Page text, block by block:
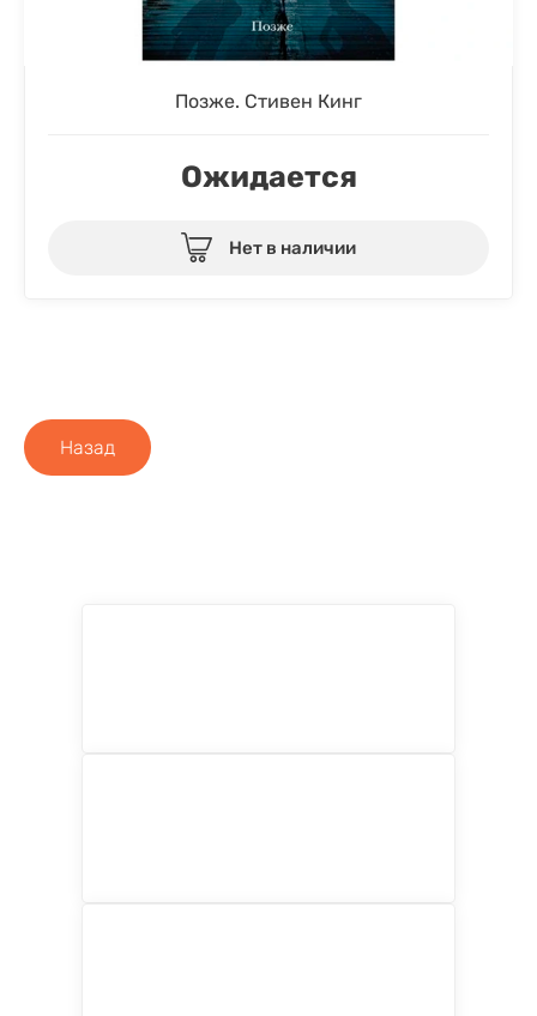
Позже. Стивен Кинг
Ожидается
Нет в наличии
Назад